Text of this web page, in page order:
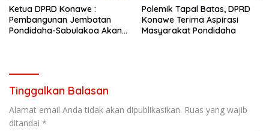
Ketua DPRD Konawe :
Pembangunan Jembatan
Pondidaha-Sabulakoa Akan
Polemik Tapal Batas, DPRD
Konawe Terima Aspirasi
Masyarakat Pondidaha
Tinggalkan Balasan
Alamat email Anda tidak akan dipublikasikan. Ruas yang wajib
ditandai *